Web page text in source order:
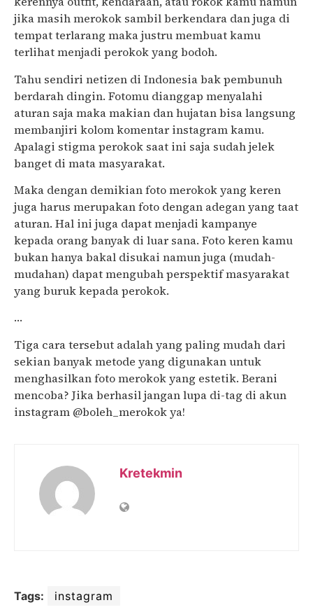
jika masih merokok sambil berkendara dan juga di
tempat terlarang maka justru membuat kamu
terlihat menjadi perokok yang bodoh.
Tahu sendiri netizen di Indonesia bak pembunuh
berdarah dingin. Fotomu dianggap menyalahi
aturan saja maka makian dan hujatan bisa langsung
membanjiri kolom komentar instagram kamu.
Apalagi stigma perokok saat ini saja sudah jelek
banget di mata masyarakat.
Maka dengan demikian foto merokok yang keren
juga harus merupakan foto dengan adegan yang taat
aturan. Hal ini juga dapat menjadi kampanye
kepada orang banyak di luar sana. Foto keren kamu
bukan hanya bakal disukai namun juga (mudah-
mudahan) dapat mengubah perspektif masyarakat
yang buruk kepada perokok.
…
Tiga cara tersebut adalah yang paling mudah dari
sekian banyak metode yang digunakan untuk
menghasilkan foto merokok yang estetik. Berani
mencoba? Jika berhasil jangan lupa di-tag di akun
instagram @boleh_merokok ya!
Kretekmin
Tags: instagram